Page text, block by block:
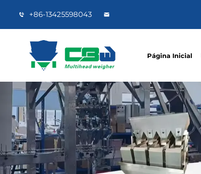
+86-13425598043
Página Inicial